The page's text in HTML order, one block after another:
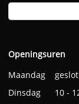
Openingsuren
Maandag
Dinsdag 10 - 12